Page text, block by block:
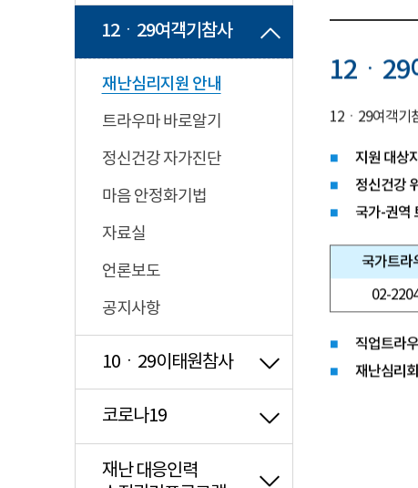
12ㆍ29여객기참사
재난심리지원 안내
트라우마 바로알기
정신건강 자가진단
마음 안정화기법
자료실
언론보도
공지사항
10ㆍ29이태원참사
코로나19
재난 대응인력
12ㆍ29
12ㆍ29여객기
■ 지원 대상
■
정신건강
■
국가-권역
국가트라
02-
■ 직업트라
■
재난심리